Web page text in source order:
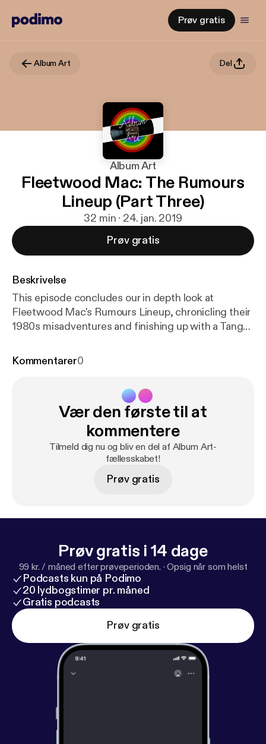
Prøv gratis
Album Art Del
Album Art
Fleetwood Mac: The Rumours
Lineup (Part Three)
32 min · 24. jan. 2019
Prøv gratis
Beskrivelse
This episode concludes our in depth look at
Fleetwood Mac's Rumours Lineup, chronicling their
1980s misadventures and finishing up with a Tango
Kommentarer0
Vær den første til at
kommentere
Tilmeld dig nu og bliv en del af Album Art-
fællesskabet!
Prøv gratis
Prøv gratis i 14 dage
99 kr. / måned efter prøveperioden. ·Opsig når som helst
Podcasts kun på Podimo
20 lydbogstimer pr. måned
Gratis podcasts
Prøv gratis